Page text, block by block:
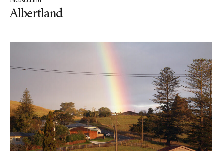
Albertland